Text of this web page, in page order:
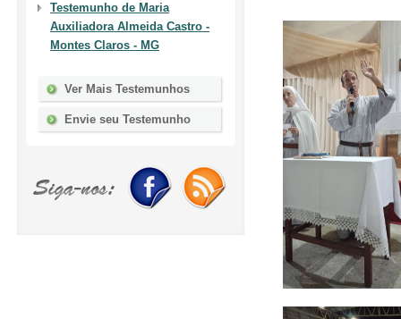
Testemunho de Maria
Auxiliadora Almeida Castro -
Montes Claros - MG
Ver Mais Testemunhos
Envie seu Testemunho